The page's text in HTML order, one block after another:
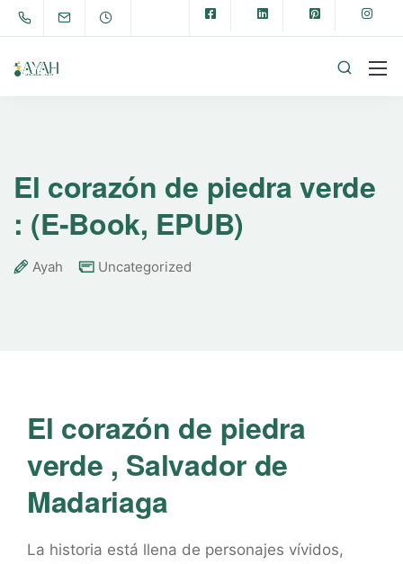
El corazón de piedra verde
: (E-Book, EPUB)
Ayah Uncategorized
El corazón de piedra
verde , Salvador de
Madariaga
La historia está llena de personajes vívidos,